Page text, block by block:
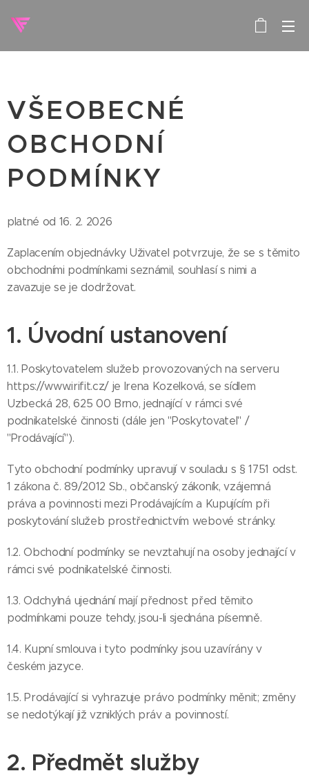
VŠEOBECNÉ
OBCHODNÍ
PODMÍNKY
platné od 16. 2. 2026
Zaplacením objednávky Uživatel potvrzuje, že se s těmito
obchodními podmínkami seznámil, souhlasí s nimi a
zavazuje se je dodržovat.
1. Úvodní ustanovení
1.1. Poskytovatelem služeb provozovaných na serveru
https://www.irifit.cz/ je Irena Kozelková, se sídlem
Uzbecká 28, 625 00 Brno, jednající v rámci své
podnikatelské činnosti (dále jen "Poskytovatel" /
"Prodávající").
Tyto obchodní podmínky upravují v souladu s § 1751 odst.
1 zákona č. 89/2012 Sb., občanský zákoník, vzájemná
práva a povinnosti mezi Prodávajícím a Kupujícím při
poskytování služeb prostřednictvím webové stránky.
1.2. Obchodní podmínky se nevztahují na osoby jednající v
rámci své podnikatelské činnosti.
1.3. Odchylná ujednání mají přednost před těmito
podmínkami pouze tehdy, jsou-li sjednána písemně.
1.4. Kupní smlouva i tyto podmínky jsou uzavírány v
českém jazyce.
1.5. Prodávající si vyhrazuje právo podmínky měnit; změny
se nedotýkají již vzniklých práv a povinností.
2. Předmět služby